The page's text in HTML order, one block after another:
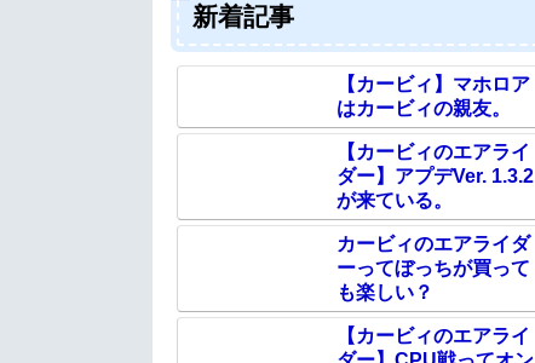
新着記事
【カービィ】マホロア
はカービィの親友。
【カービィのエアライ
ダー】アプデVer. 1.3.2
が来ている。
カービィのエアライダ
ーってぼっちが買って
も楽しい？
【カービィのエアライ